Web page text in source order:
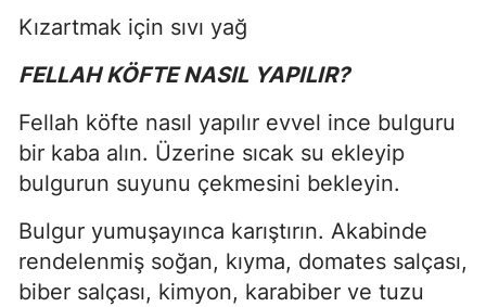
Kızartmak için sıvı yağ
FELLAH KÖFTE NASIL YAPILIR?
Fellah köfte nasıl yapılır evvel ince bulguru
bir kaba alın. Üzerine sıcak su ekleyip
bulgurun suyunu çekmesini bekleyin.
Bulgur yumuşayınca karıştırın. Akabinde
rendelenmiş soğan, kıyma, domates salçası,
biber salçası, kimyon, karabiber ve tuzu